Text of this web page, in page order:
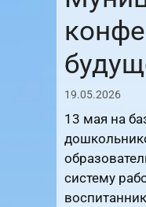
19.05.2026
13 мая на
систему